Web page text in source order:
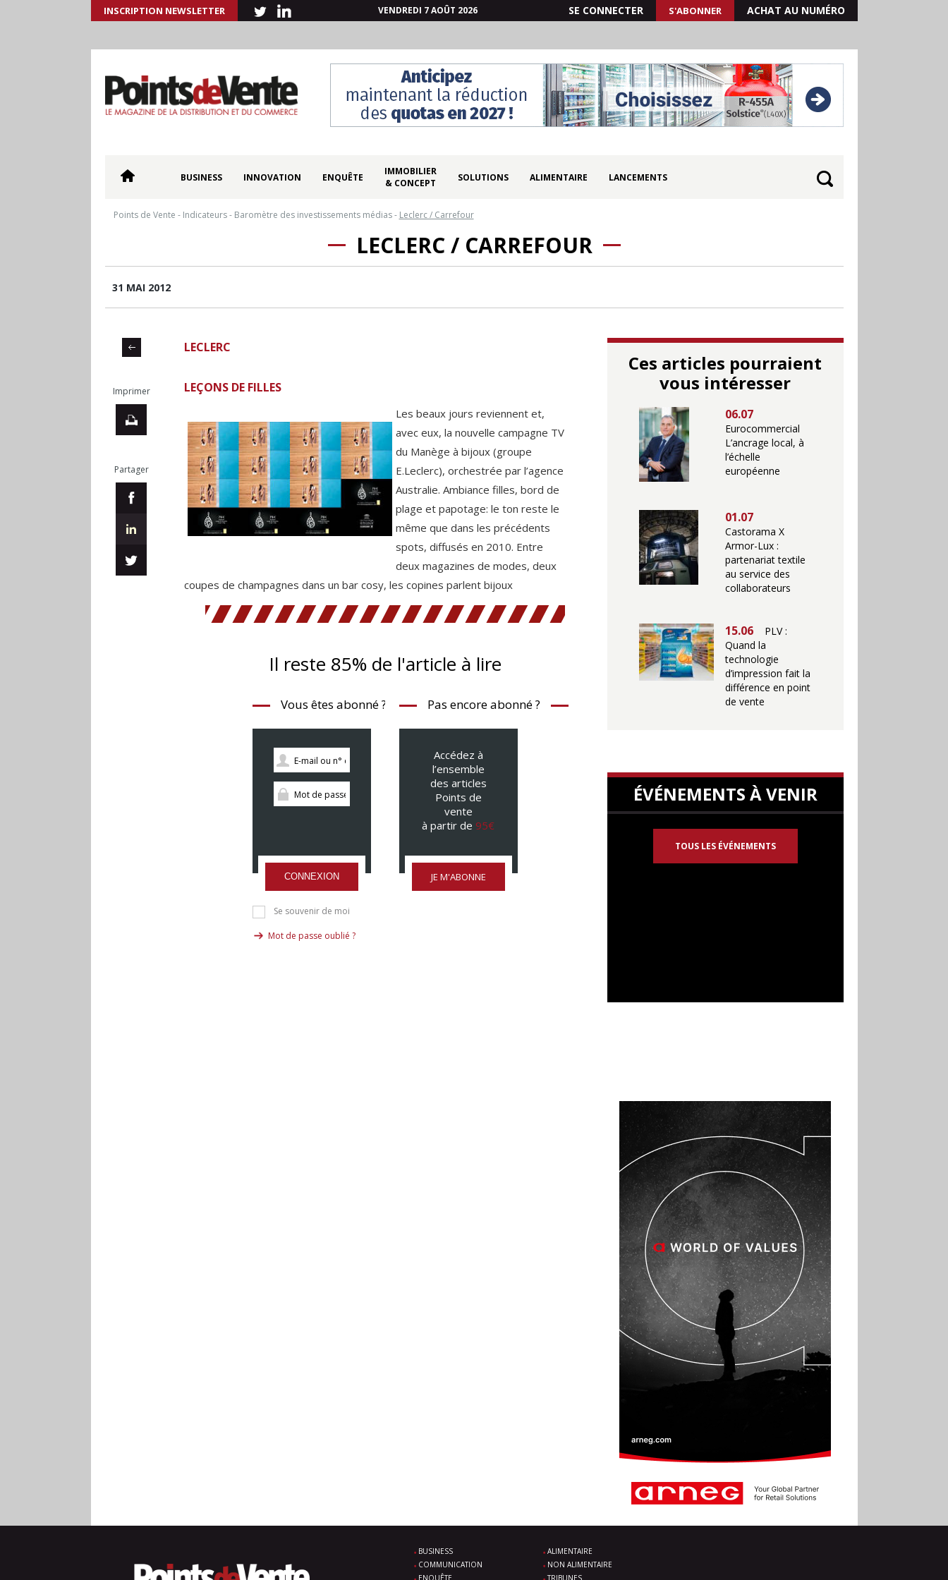
INSCRIPTION NEWSLETTER VENDREDI 7 AOÛT 2026 SE CONNECTER S'ABONNER ACHAT AU NUMÉRO
BUSINESS INNOVATION ENQUÊTE
IMMOBILIER
& CONCEPT
SOLUTIONS ALIMENTAIRE LANCEMENTS
Points de Vente - Indicateurs- Baromètre des investissements médias- Leclerc / Carrefour
LECLERC / CARREFOUR
31 MAI 2012
Imprimer
Partager
LECLERC
LEÇONS DE FILLES
Les beaux jours reviennent et,
avec eux, la nouvelle campagne TV
du Manège à bijoux (groupe
E.Leclerc), orchestrée par l’agence
Australie. Ambiance filles, bord de
plage et papotage: le ton reste le
même que dans les précédents
spots, diffusés en 2010. Entre
deux magazines de modes, deux
coupes de champagnes dans un bar cosy, les copines parlent bijoux
Il reste 85% de l'article à lire
Vous êtes abonné ?
CONNEXION
Se souvenir de moi
Mot de passe oublié ?
Pas encore abonné ?
Accédez à
l’ensemble
des articles
Points de
vente
à partir de 95€
JE M'ABONNE
Ces articles pourraient
vous intéresser
06.07
Eurocommercial
L’ancrage local, à
l’échelle
européenne
01.07
Castorama X
Armor-Lux :
partenariat textile
au service des
collaborateurs
15.06
PLV :
Quand la
technologie
d’impression fait la
différence en point
de vente
ÉVÉNEMENTS À VENIR
TOUS LES ÉVÉNEMENTS
BUSINESS
COMMUNICATION
ALIMENTAIRE
NON ALIMENTAIRE